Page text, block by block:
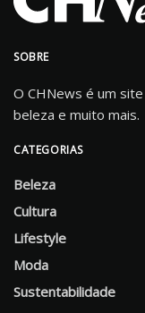
SOBRE
O CHNews é um
beleza e muito mais.
CATEGORIAS
Beleza
Cultura
Lifestyle
Moda
Sustentabilidade